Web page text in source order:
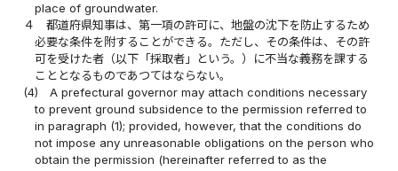
place of groundwater.
４
都道府県知事は、第一項の許可に、地盤の沈下を防止するため
必要な条件を附することができる。ただし、その条件は、その許
可を受けた者（以下「採取者」という。）に不当な義務を課する
こととなるものであつてはならない。
(4)
A prefectural governor may attach conditions necessary
to prevent ground subsidence to the permission referred to
in paragraph (1); provided, however, that the conditions do
not impose any unreasonable obligations on the person who
obtain the permission (hereinafter referred to as the